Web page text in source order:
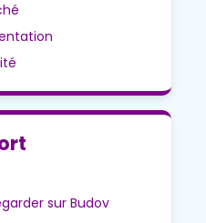
sur Budov